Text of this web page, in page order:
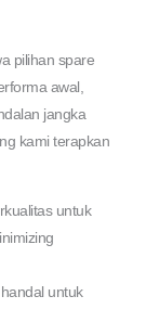
pilihan spare
awal,
jangka
kami terapkan
untuk
untuk